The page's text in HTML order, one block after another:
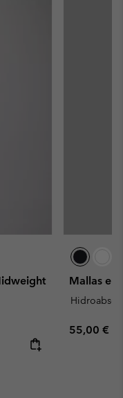
Mallas
Regular
55,00 €